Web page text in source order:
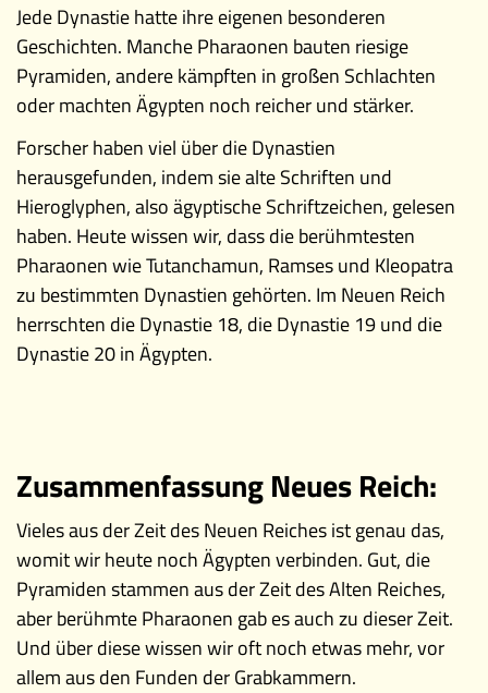
Jede Dynastie hatte ihre eigenen besonderen
Geschichten. Manche Pharaonen bauten riesige
Pyramiden, andere kämpften in großen Schlachten
oder machten Ägypten noch reicher und stärker.
Forscher haben viel über die Dynastien
herausgefunden, indem sie alte Schriften und
Hieroglyphen, also ägyptische Schriftzeichen, gelesen
haben. Heute wissen wir, dass die berühmtesten
Pharaonen wie Tutanchamun, Ramses und Kleopatra
zu bestimmten Dynastien gehörten. Im Neuen Reich
herrschten die Dynastie 18, die Dynastie 19 und die
Dynastie 20 in Ägypten.
Zusammenfassung Neues Reich:
Vieles aus der Zeit des Neuen Reiches ist genau das,
womit wir heute noch Ägypten verbinden. Gut, die
Pyramiden stammen aus der Zeit des Alten Reiches,
aber berühmte Pharaonen gab es auch zu dieser Zeit.
Und über diese wissen wir oft noch etwas mehr, vor
allem aus den Funden der Grabkammern.